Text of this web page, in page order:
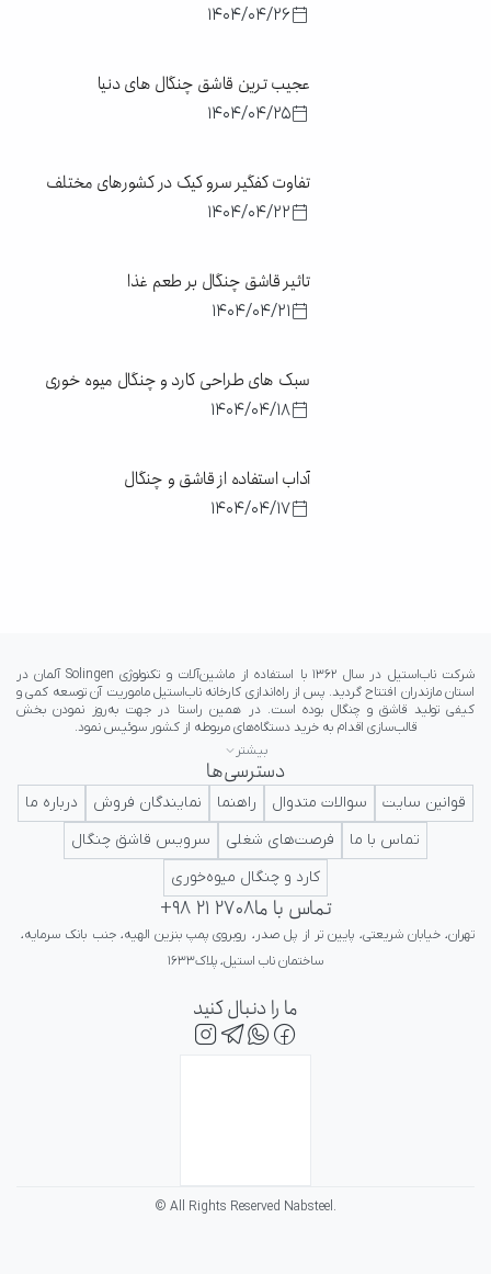
1404/04/26
عجیب‌ ترین قاشق چنگال‌ های دنیا
1404/04/25
تفاوت کفگیر سرو کیک در کشورهای مختلف
1404/04/22
تاثیر قاشق چنگال بر طعم غذا
1404/04/21
سبک های طراحی کارد و چنگال میوه خوری
1404/04/18
آداب استفاده از قاشق و چنگال
1404/04/17
ایرانی در کلاس جهانی تداعی کننده اعتبار و پرستیژ برای ایرانیان باشد.
بیشتر
دسترسی‌ها
قوانین سایت سوالات متدوال راهنما نمایندگان فروش
درباره ما
تماس با ما
فرصت‌های شغلی
سرویس قاشق چنگال
کارد و چنگال میوه‌خوری
تماس با ما+98 21 2708
تهران، خیابان شریعتی، پایین تر از پل صدر، روبروی پمپ بنزین الهیه، جنب بانک سرمایه،
ساختمان ناب استیل، پلاک۱۶۳۳
ما را دنبال کنید
© All Rights Reserved Nabsteel.